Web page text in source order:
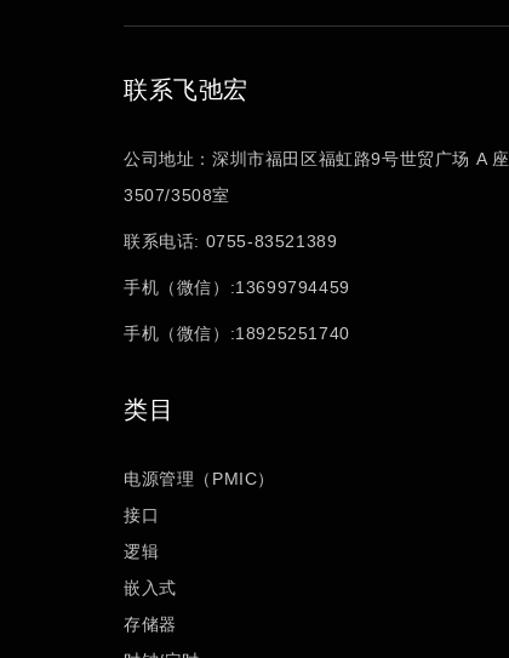
联系飞弛宏
公司地址：深圳市福田区福虹路9号世贸广场 A 座
3507/3508室
联系电话: 0755-83521389
手机（微信）:13699794459
手机（微信）:18925251740
类目
电源管理（PMIC）
接口
逻辑
嵌入式
存储器